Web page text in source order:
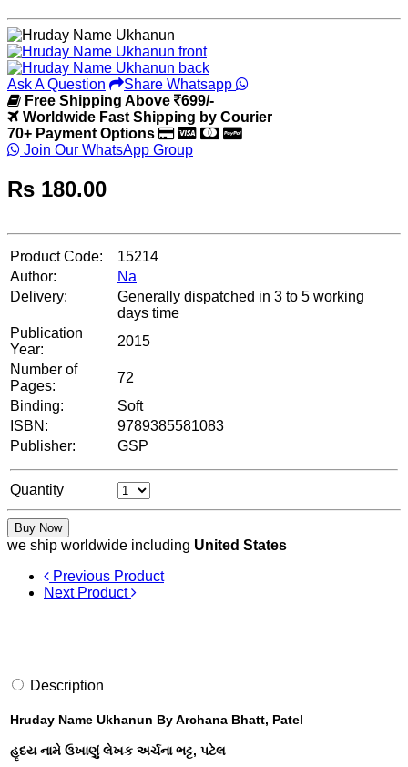
Ask A Question
Share Whatsapp
Free Shipping Above
699/-
Worldwide Fast Shipping by Courier
70+ Payment Options
Join Our WhatsApp Group
Rs 180.00
Product Code:
15214
Author:
Na
Delivery:
Generally dispatched in 3 to 5 working
days time
Publication
Year:
2015
Number of
Pages:
72
Binding:
Soft
ISBN:
9789385581083
Publisher:
GSP
Quantity
Buy Now
we ship worldwide including United States
Previous Product
Next Product
Description
Hruday Name Ukhanun By Archana Bhatt, Patel
હૃદય નામે ઉખાણું લેખક અર્ચના ભટ્ટ, પટેલ